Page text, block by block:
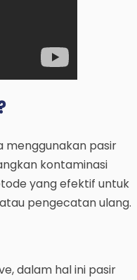
menggunakan pasir
kontaminasi
yang efektif untuk
pengecatan ulang.
dalam hal ini pasir